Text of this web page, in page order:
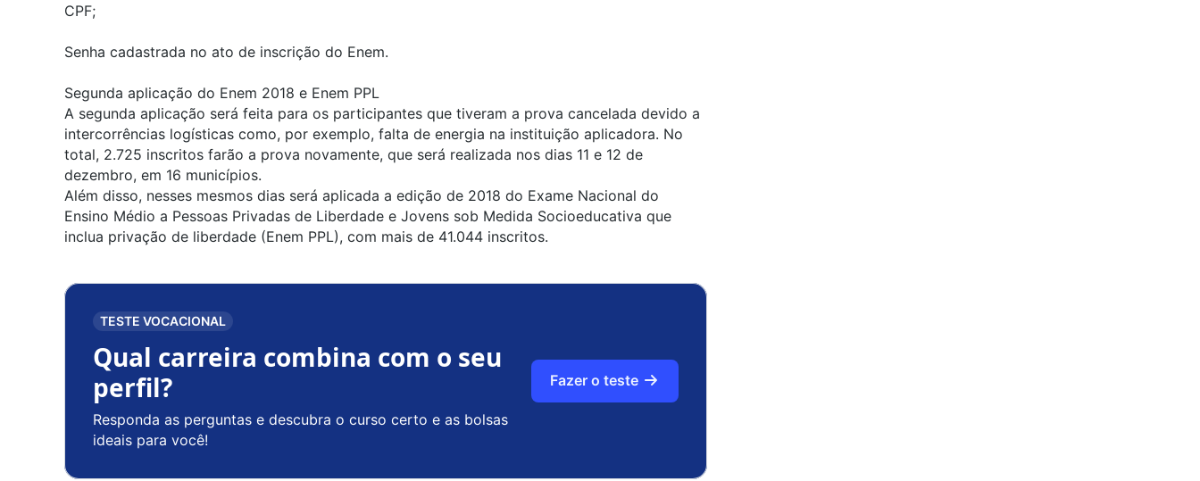
CPF;
Senha cadastrada no ato de inscrição do Enem.
Segunda aplicação do Enem 2018 e Enem PPL
A segunda aplicação será feita para os participantes que tiveram a prova cancelada devido a
intercorrências logísticas como, por exemplo, falta de energia na instituição aplicadora. No
total, 2.725 inscritos farão a prova novamente, que será realizada nos dias 11 e 12 de
dezembro, em 16 municípios.
Além disso, nesses mesmos dias será aplicada a edição de 2018 do Exame Nacional do
Ensino Médio a Pessoas Privadas de Liberdade e Jovens sob Medida Socioeducativa que
inclua privação de liberdade (Enem PPL), com mais de 41.044 inscritos.
TESTE VOCACIONAL
Qual carreira combina com o seu
perfil?
Responda as perguntas e descubra o curso certo e as bolsas
ideais para você!
Fazer o teste